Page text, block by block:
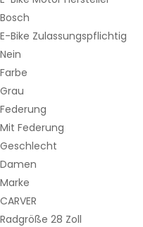
Bosch
E-Bike Zulassungspflichtig
Nein
Farbe
Grau
Federung
Mit Federung
Geschlecht
Damen
Marke
CARVER
Radgröße 28 Zoll